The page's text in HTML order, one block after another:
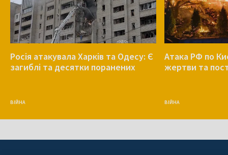
Росія атакувала Харків та Одесу: Є
загиблі та десятки поранених
ВІЙНА
Атака РФ по
жертви та
ВІЙНА